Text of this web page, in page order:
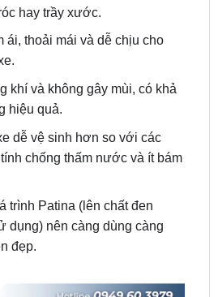
khí và không gây mùi, có khả
hiệu quả.
dễ vệ sinh hơn so với các
chống thấm nước và ít bám
trình Patina (lên chất đen
dụng) nên càng dùng càng
đẹp.